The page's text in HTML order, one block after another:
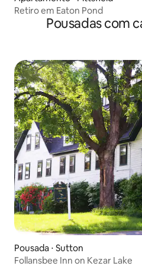
Retiro em Eaton Pond
Pousadas com
Pousada ⋅ Sutton
Follansbee Inn on Kezar Lake